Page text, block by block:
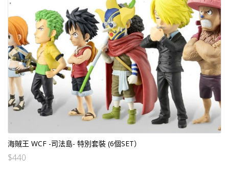
海賊王 WCF -司法島- 特別套裝 (6個SET）
$440